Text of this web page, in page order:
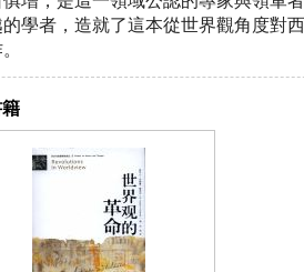
學者，造就了這本從世界觀角度對